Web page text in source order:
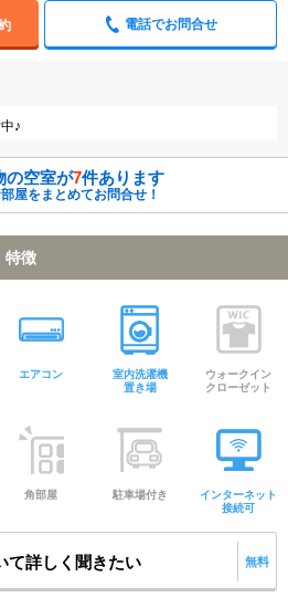
電話でお問合せ
♪
の空室が7件あります
屋をまとめてお問合せ！
特徴
エアコン
室内洗濯機
置き場
ウォークイン
クローゼット
角部屋 駐車場付き
インターネット
接続可
て詳しく聞きたい 無料